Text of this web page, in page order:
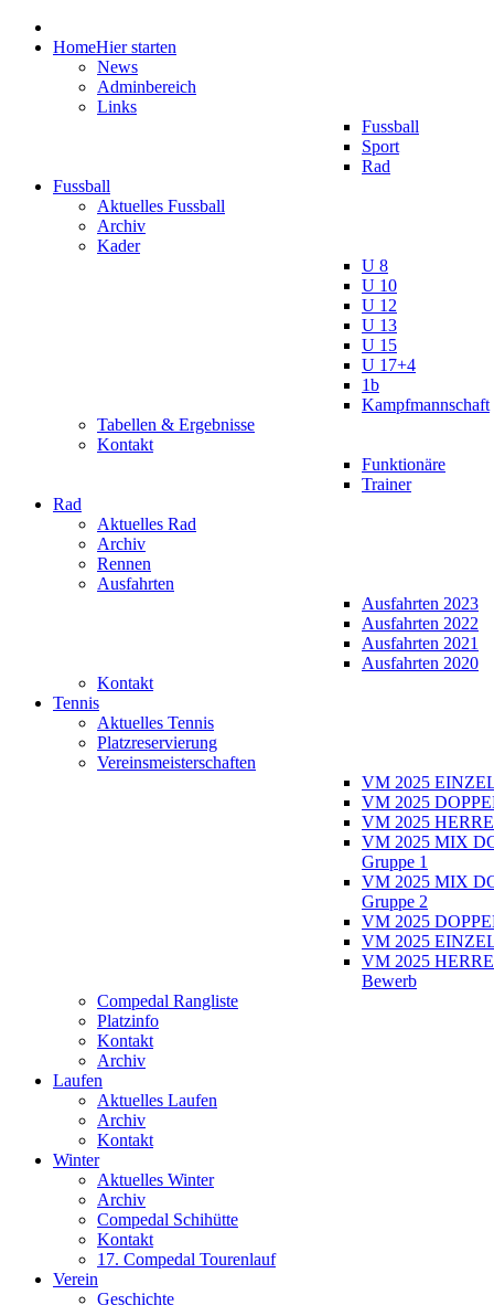
HomeHier starten
News
Adminbereich
Links
Fussball
Sport
Rad
Fussball
Aktuelles Fussball
Archiv
Kader
U 8
U 10
U 12
U 13
U 15
U 17+4
1b
Kampfmannschaft
Tabellen & Ergebnisse
Kontakt
Funktionäre
Trainer
Rad
Aktuelles Rad
Archiv
Rennen
Ausfahrten
Ausfahrten 2023
Ausfahrten 2022
Ausfahrten 2021
Ausfahrten 2020
Kontakt
Tennis
Aktuelles Tennis
Platzreservierung
Vereinsmeisterschaften
VM 2025
VM 2025
VM 2025
VM 2025 MIX
Gruppe 1
VM 2025 MIX
Gruppe 2
VM 2025
VM 2025
VM 2025
Bewerb
Compedal Rangliste
Platzinfo
Kontakt
Archiv
Laufen
Aktuelles Laufen
Archiv
Kontakt
Winter
Aktuelles Winter
Archiv
Compedal Schihütte
Kontakt
17. Compedal Tourenlauf
Verein
Geschichte